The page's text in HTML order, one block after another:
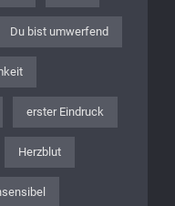
Du bist umwerfend
erster Eindruck
Herzblut